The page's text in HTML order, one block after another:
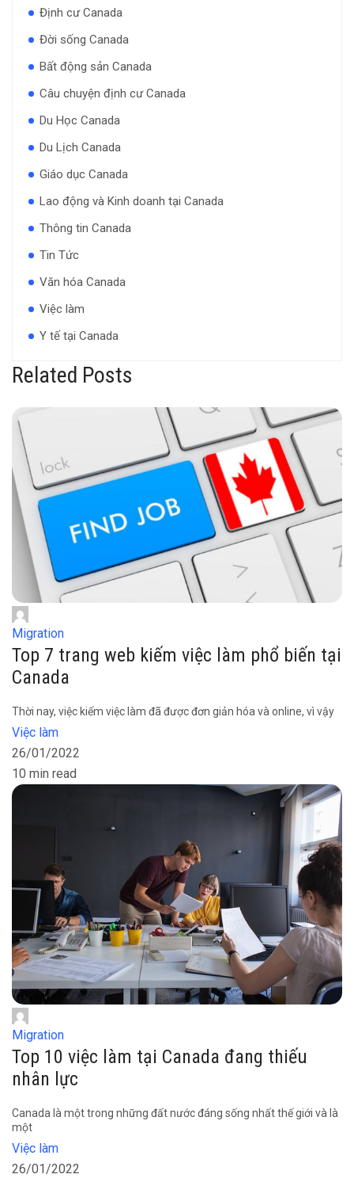
Định cư Canada
Đời sống Canada
Bất động sản Canada
Câu chuyện định cư Canada
Du Học Canada
Du Lịch Canada
Giáo dục Canada
Lao động và Kinh doanh tại Canada
Thông tin Canada
Tin Tức
Văn hóa Canada
Việc làm
Y tế tại Canada
Related Posts
Migration
Top 7 trang web kiếm việc làm phổ biến tại
Canada
Thời nay, việc kiếm việc làm đã được đơn giản hóa và online, vì vậy
Việc làm
26/01/2022
10 min read
Migration
Top 10 việc làm tại Canada đang thiếu
nhân lực
Canada là một trong những đất nước đáng sống nhất thế giới và là
một
Việc làm
26/01/2022